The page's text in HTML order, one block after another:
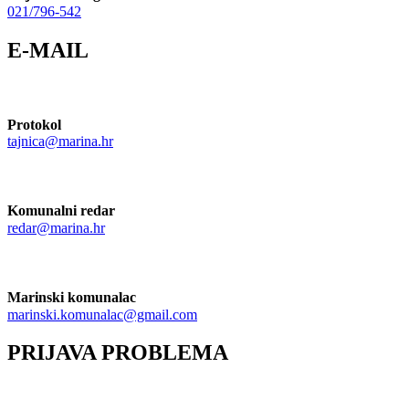
021/796-542
E-MAIL
Protokol
tajnica@marina.hr
Komunalni redar
redar@marina.hr
Marinski komunalac
marinski.komunalac@gmail.com
PRIJAVA PROBLEMA